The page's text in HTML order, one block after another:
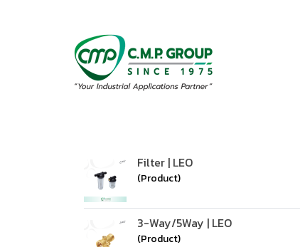
Filter | LEO
(Product)
3-Way/5Way | LEO
(Product)